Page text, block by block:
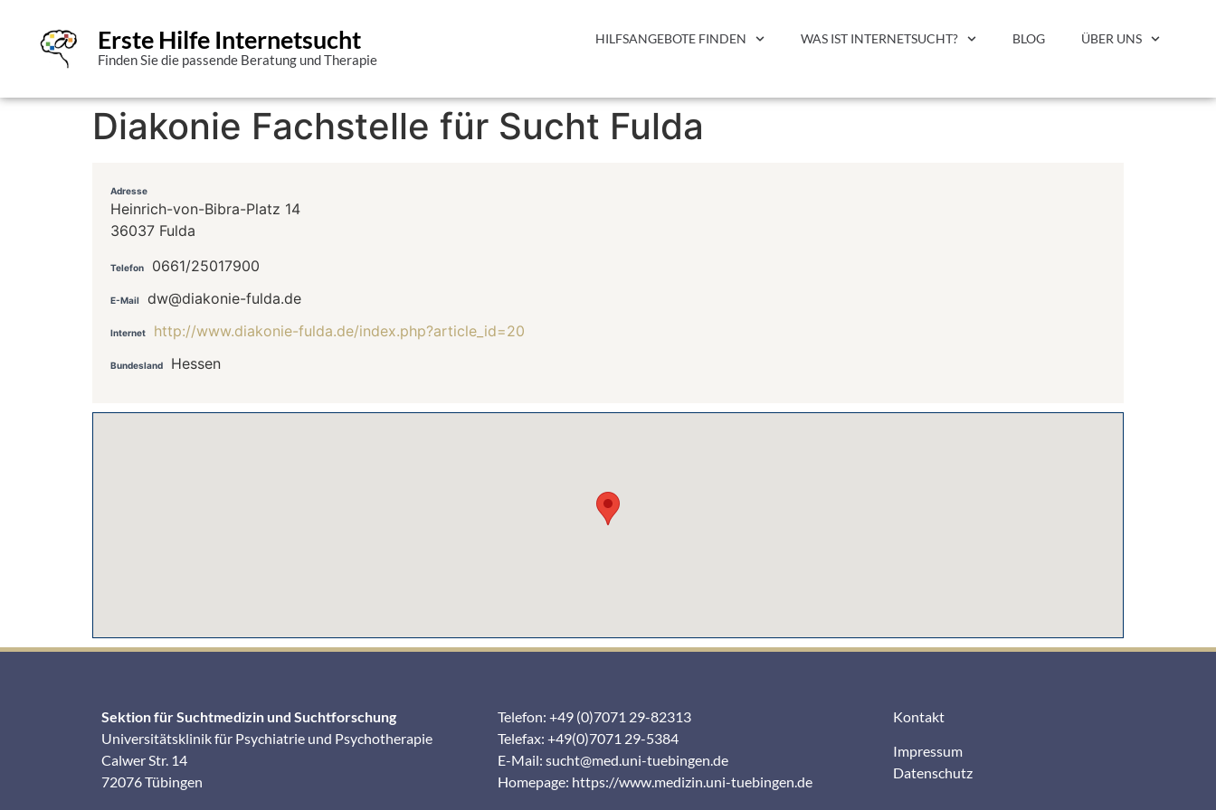
Erste Hilfe Internetsucht
Finden Sie die passende Beratung und Therapie
HILFSANGEBOTE FINDEN WAS IST INTERNETSUCHT? BLOG ÜBER UNS
Diakonie Fachstelle für Sucht Fulda
Adresse
Heinrich-von-Bibra-Platz 14
36037 Fulda
Telefon 0661/25017900
E-Mail dw@diakonie-fulda.de
Internet http://www.diakonie-fulda.de/index.php?article_id=20
Bundesland Hessen
Sektion für Suchtmedizin und Suchtforschung
Universitätsklinik für Psychiatrie und Psychotherapie
Calwer Str. 14
72076 Tübingen
Telefon: +49 (0)7071 29-82313
Telefax: +49(0)7071 29-5384
E-Mail: sucht@med.uni-tuebingen.de
Homepage: https://www.medizin.uni-tuebingen.de
Kontakt
Impressum
Datenschutz